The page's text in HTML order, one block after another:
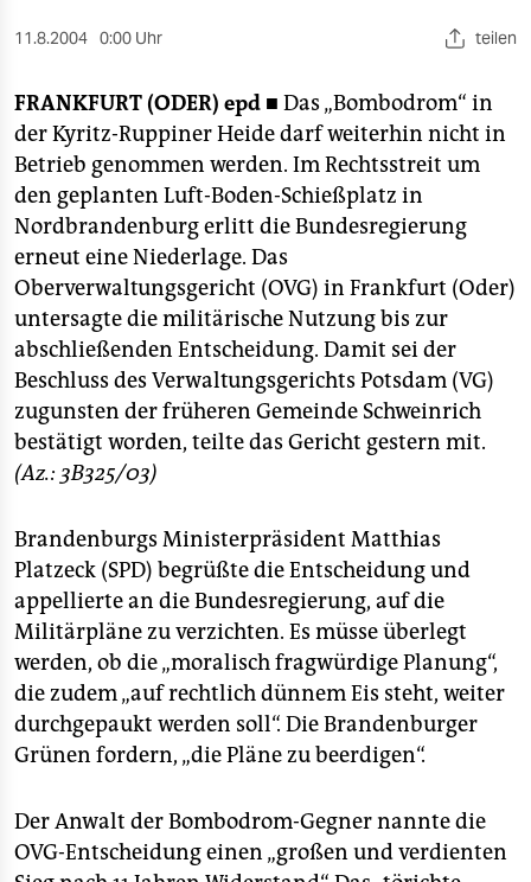
wahrheit
verlag
verlag
veranstaltungen
shop
fragen & hilfe
unterstützen
abo
epaper login
11.8.2004 0:00 Uhr teilen
FRANKFURT (ODER) epd ■ Das „Bombodrom“ in
der Kyritz-Ruppiner Heide darf weiterhin nicht in
Betrieb genommen werden. Im Rechtsstreit um
den geplanten Luft-Boden-Schießplatz in
Nordbrandenburg erlitt die Bundesregierung
erneut eine Niederlage. Das
Oberverwaltungsgericht (OVG) in Frankfurt (Oder)
untersagte die militärische Nutzung bis zur
abschließenden Entscheidung. Damit sei der
Beschluss des Verwaltungsgerichts Potsdam (VG)
zugunsten der früheren Gemeinde Schweinrich
bestätigt worden, teilte das Gericht gestern mit.
(Az.: 3B325/03)
Brandenburgs Ministerpräsident Matthias
Platzeck (SPD) begrüßte die Entscheidung und
appellierte an die Bundesregierung, auf die
Militärpläne zu verzichten. Es müsse überlegt
werden, ob die „moralisch fragwürdige Planung“,
die zudem „auf rechtlich dünnem Eis steht, weiter
durchgepaukt werden soll“. Die Brandenburger
Grünen fordern, „die Pläne zu beerdigen“.
Der Anwalt der Bombodrom-Gegner nannte die
OVG-Entscheidung einen „großen und verdienten